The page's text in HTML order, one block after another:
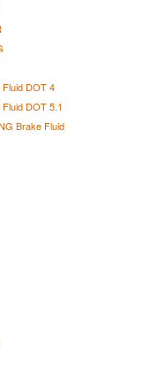
Fluid DOT 4
DOT 5.1
Brake Fluid